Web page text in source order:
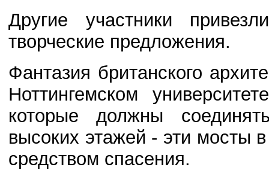
Другие участники
творческие предложения.
Фантазия британского
Ноттингемском
которые должны
высоких этажей - эти мосты
средством спасения.